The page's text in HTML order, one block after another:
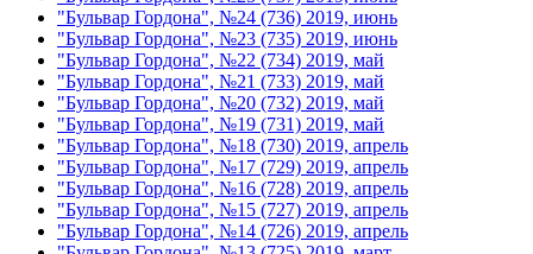
"Бульвар Гордона", №24 (736) 2019, июнь
"Бульвар Гордона", №23 (735) 2019, июнь
"Бульвар Гордона", №22 (734) 2019, май
"Бульвар Гордона", №21 (733) 2019, май
"Бульвар Гордона", №20 (732) 2019, май
"Бульвар Гордона", №19 (731) 2019, май
"Бульвар Гордона", №18 (730) 2019, апрель
"Бульвар Гордона", №17 (729) 2019, апрель
"Бульвар Гордона", №16 (728) 2019, апрель
"Бульвар Гордона", №15 (727) 2019, апрель
"Бульвар Гордона", №14 (726) 2019, апрель